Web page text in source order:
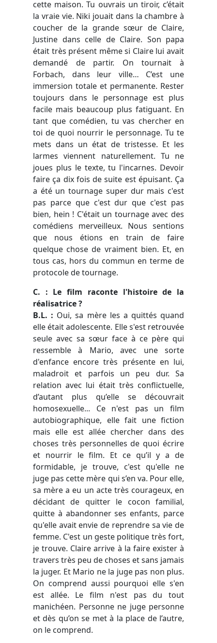
cette maison. Tu ouvrais un tiroir, c’était
la vraie vie. Niki jouait dans la chambre à
coucher de la grande sœur de Claire,
Justine dans celle de Claire. Son papa
était très présent même si Claire lui avait
demandé de partir. On tournait à
Forbach, dans leur ville… C’est une
immersion totale et permanente. Rester
toujours dans le personnage est plus
facile mais beaucoup plus fatiguant. En
tant que comédien, tu vas chercher en
toi de quoi nourrir le personnage. Tu te
mets dans un état de tristesse. Et les
larmes viennent naturellement. Tu ne
joues plus le texte, tu l'incarnes. Devoir
faire ça dix fois de suite est épuisant. Ça
a été un tournage super dur mais c'est
pas parce que c'est dur que c'est pas
bien, hein ! C'était un tournage avec des
comédiens merveilleux. Nous sentions
que nous étions en train de faire
quelque chose de vraiment bien. Et, en
tous cas, hors du commun en terme de
protocole de tournage.
C. : Le film raconte l'histoire de la
réalisatrice ?
B.L. : Oui, sa mère les a quittés quand
elle était adolescente. Elle s'est retrouvée
seule avec sa sœur face à ce père qui
ressemble à Mario, avec une sorte
d'enfance encore très présente en lui,
maladroit et parfois un peu dur. Sa
relation avec lui était très conflictuelle,
d’autant plus qu’elle se découvrait
homosexuelle... Ce n'est pas un film
autobiographique, elle fait une fiction
mais elle est allée chercher dans des
choses très personnelles de quoi écrire
et nourrir le film. Et ce qu’il y a de
formidable, je trouve, c'est qu'elle ne
juge pas cette mère qui s’en va. Pour elle,
sa mère a eu un acte très courageux, en
décidant de quitter le cocon familial,
quitte à abandonner ses enfants, parce
qu'elle avait envie de reprendre sa vie de
femme. C'est un geste politique très fort,
je trouve. Claire arrive à la faire exister à
travers très peu de choses et sans jamais
la juger. Et Mario ne la juge pas non plus.
On comprend aussi pourquoi elle s'en
est allée. Le film n'est pas du tout
manichéen. Personne ne juge personne
et dès qu’on se met à la place de l’autre,
on le comprend.